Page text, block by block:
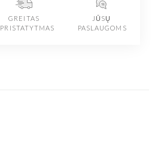
GREITAS
PRISTATYTMAS
JŪSŲ
PASLAUGOMS